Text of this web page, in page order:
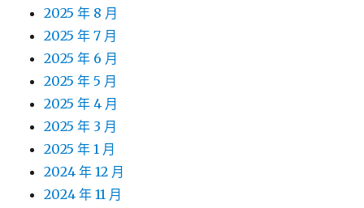
2025 年 8 月
2025 年 7 月
2025 年 6 月
2025 年 5 月
2025 年 4 月
2025 年 3 月
2025 年 1 月
2024 年 12 月
2024 年 11 月